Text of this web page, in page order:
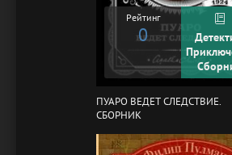
Рейтинг
0
ПУАРО ВЕДЕТ СЛЕДСТВИЕ.
СБОРНИК